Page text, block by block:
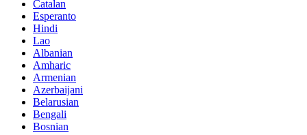
Catalan
Esperanto
Hindi
Lao
Albanian
Amharic
Armenian
Azerbaijani
Belarusian
Bengali
Bosnian